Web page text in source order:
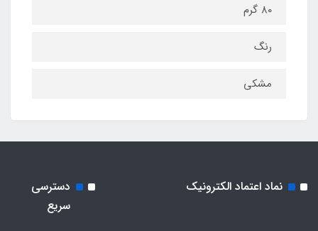
۸۰ گرم
رنگ
مشکی
نماد اعتماد الکترونیک
دسترسی
سریع